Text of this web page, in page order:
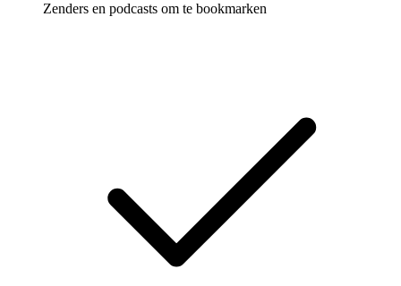
Zenders en podcasts om te bookmarken